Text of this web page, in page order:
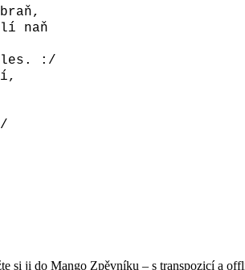
naň
:/
si ji do Mango Zpěvníku – s transpozicí a